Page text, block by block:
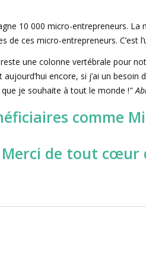
10 000 micro-entrepreneurs.
de ces micro-entrepreneurs. C’est
une colonne vertébrale pour
encore, si j’ai un besoin
je souhaite à tout le monde !"
comme
Merci de tout cœur